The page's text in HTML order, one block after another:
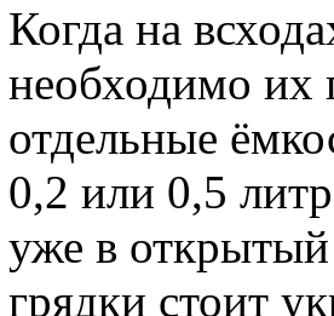
Когда на
необходимо их
отдельные
0,2 или 0,5
уже в открытый
грядки стоит